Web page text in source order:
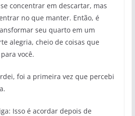
concentrar em descartar, mas
no que manter. Então, é
seu quarto em um
alegria, cheio de coisas que
você.
foi a primeira vez que percebi
Isso é acordar depois de